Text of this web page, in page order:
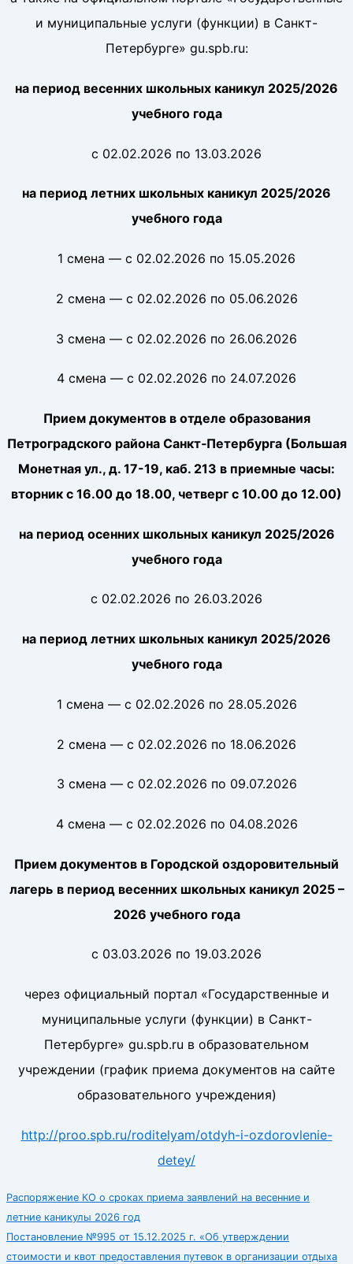
и муниципальные услуги (функции) в Санкт-
Петербурге» gu.spb.ru:
на период весенних школьных каникул 2025/2026
учебного года
с 02.02.2026 по 13.03.2026
на период летних школьных каникул 2025/2026
учебного года
1 смена — с 02.02.2026 по 15.05.2026
2 смена — с 02.02.2026 по 05.06.2026
3 смена — с 02.02.2026 по 26.06.2026
4 смена — с 02.02.2026 по 24.07.2026
Прием документов в отделе образования
Петроградского района Санкт‑Петербурга (Большая
Монетная ул., д. 17-19, каб. 213 в приемные часы:
вторник с 16.00 до 18.00, четверг с 10.00 до 12.00)
на период осенних школьных каникул 2025/2026
учебного года
с 02.02.2026 по 26.03.2026
на период летних школьных каникул 2025/2026
учебного года
1 смена — с 02.02.2026 по 28.05.2026
2 смена — с 02.02.2026 по 18.06.2026
3 смена — с 02.02.2026 по 09.07.2026
4 смена — с 02.02.2026 по 04.08.2026
Прием документов в Городской оздоровительный
лагерь в период весенних школьных каникул 2025 –
2026 учебного года
с 03.03.2026 по 19.03.2026
через официальный портал «Государственные и
муниципальные услуги (функции) в Санкт-
Петербурге» gu.spb.ru в образовательном
учреждении (график приема документов на сайте
образовательного учреждения)
http://proo.spb.ru/roditelyam/otdyh-i-ozdorovlenie-
detey/
Распоряжение КО о сроках приема заявлений на весенние и
летние каникулы 2026 год
Постановление №995 от 15.12.2025 г. «Об утверждении
стоимости и квот предоставления путевок в организации отдыха